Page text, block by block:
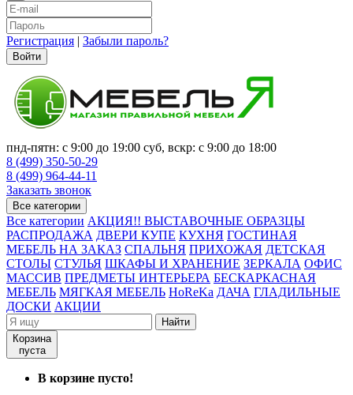
Регистрация | Забыли пароль?
Войти
пнд-пятн: с 9:00 до 19:00 суб, вскр: с 9:00 до 18:00
8 (499) 350-50-29
8 (499) 964-44-11
Заказать звонок
Все категории
Все категории АКЦИЯ!! ВЫСТАВОЧНЫЕ ОБРАЗЦЫ
РАСПРОДАЖА ДВЕРИ КУПЕ КУХНЯ ГОСТИНАЯ
МЕБЕЛЬ НА ЗАКАЗ СПАЛЬНЯ ПРИХОЖАЯ ДЕТСКАЯ
СТОЛЫ СТУЛЬЯ ШКАФЫ И ХРАНЕНИЕ ЗЕРКАЛА ОФИС
МАССИВ ПРЕДМЕТЫ ИНТЕРЬЕРА БЕСКАРКАСНАЯ
МЕБЕЛЬ МЯГКАЯ МЕБЕЛЬ HoReKa ДАЧА ГЛАДИЛЬНЫЕ
ДОСКИ АКЦИИ
Найти
Корзина
пуста
В корзине пусто!